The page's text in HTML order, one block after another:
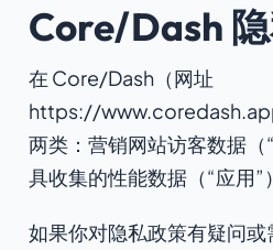
Core/Dash
在 Core/Dash（网址
https://
两类：营销网站访客数据（
具收集的性能数据（“应用”
如果你对隐私政策有疑问